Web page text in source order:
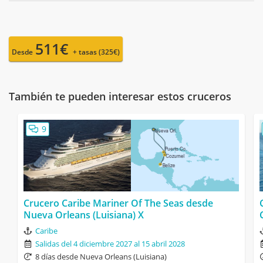
Desde 511€ + tasas (325€)
También te pueden interesar estos cruceros
9
Crucero Caribe Mariner Of The Seas desde
Nueva Orleans (Luisiana) X
Caribe
Salidas del 4 diciembre 2027 al 15 abril 2028
8 días desde Nueva Orleans (Luisiana)